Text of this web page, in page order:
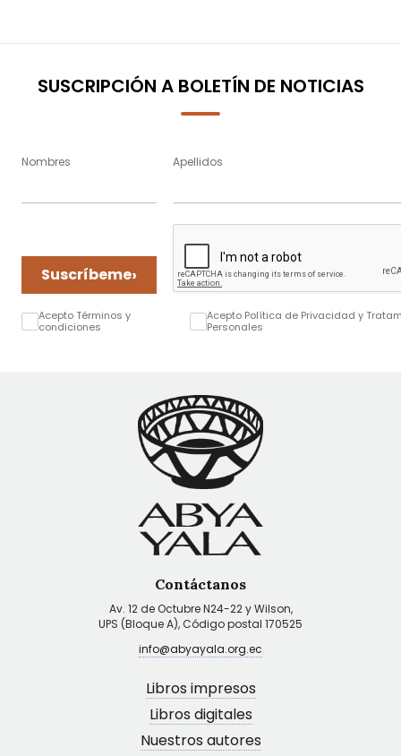
SUSCRIPCIÓN A BOLETÍN DE NOTICIAS
Nombres Apellidos
Suscríbeme›
Acepto Términos y
condiciones
Acepto Política de Privacidad y
Personales
Contáctanos
Av. 12 de Octubre N24-22 y Wilson,
UPS (Bloque A), Código postal 170525
info@abyayala.org.ec
Libros impresos
Libros digitales
Nuestros autores